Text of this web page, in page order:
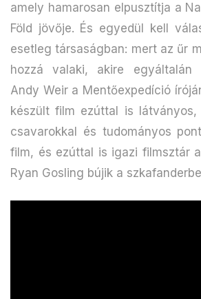
amely hamarosan elpusztítja a
Föld jövője. És egyedül kell
esetleg társaságban: mert az űr
hozzá valaki, akire egyáltalán
Andy Weir a Mentőexpedíció
készült film ezúttal is látványos,
csavarokkal és tudományos
film, és ezúttal is igazi filmsztár
Ryan Gosling bújik a